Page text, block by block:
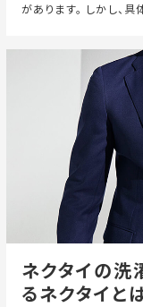
があります。 しかし、
ネクタイの洗
るネクタイと